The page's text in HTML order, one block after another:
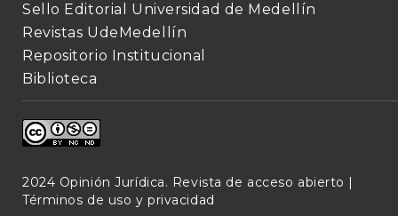
Sello Editorial Universidad de Medellín
Revistas UdeMedellín
Repositorio Institucional
Biblioteca
2024 Opinión Jurídica. Revista de acceso abierto |
Términos de uso y privacidad